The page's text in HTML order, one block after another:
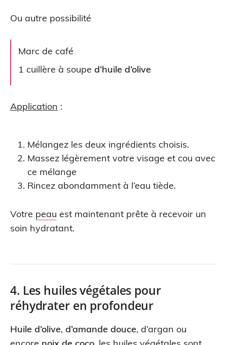
Ou autre possibilité
Marc de café
1 cuillère à soupe d’huile d’olive
Application :
Mélangez les deux ingrédients choisis.
Massez légèrement votre visage et cou avec
ce mélange
Rincez abondamment à l’eau tiède.
Votre peau est maintenant prête à recevoir un
soin hydratant.
4. Les huiles végétales pour
réhydrater en profondeur
Huile d’olive, d’amande douce, d’argan ou